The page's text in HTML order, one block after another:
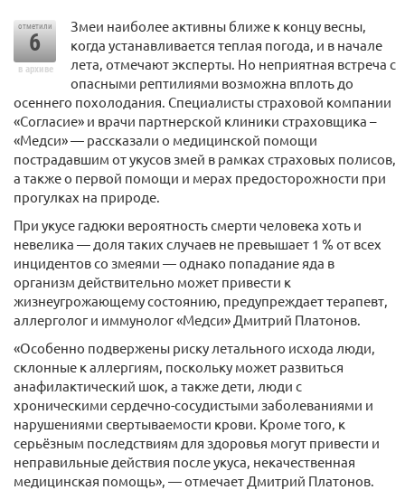
отметили
6
в архиве
Змеи наиболее активны ближе к концу весны,
когда устанавливается теплая погода, и в начале
лета, отмечают эксперты. Но неприятная встреча с
опасными рептилиями возможна вплоть до
осеннего похолодания. Специалисты страховой компании
«Согласие» и врачи партнерской клиники страховщика –
«Медси» — рассказали о медицинской помощи
пострадавшим от укусов змей в рамках страховых полисов,
а также о первой помощи и мерах предосторожности при
прогулках на природе.
При укусе гадюки вероятность смерти человека хоть и
невелика — доля таких случаев не превышает 1 % от всех
инцидентов со змеями — однако попадание яда в
организм действительно может привести к
жизнеугрожающему состоянию, предупреждает терапевт,
аллерголог и иммунолог «Медси» Дмитрий Платонов.
«Особенно подвержены риску летального исхода люди,
склонные к аллергиям, поскольку может развиться
анафилактический шок, а также дети, люди с
хроническими сердечно-сосудистыми заболеваниями и
нарушениями свертываемости крови. Кроме того, к
серьёзным последствиям для здоровья могут привести и
неправильные действия после укуса, некачественная
медицинская помощь», — отмечает Дмитрий Платонов.